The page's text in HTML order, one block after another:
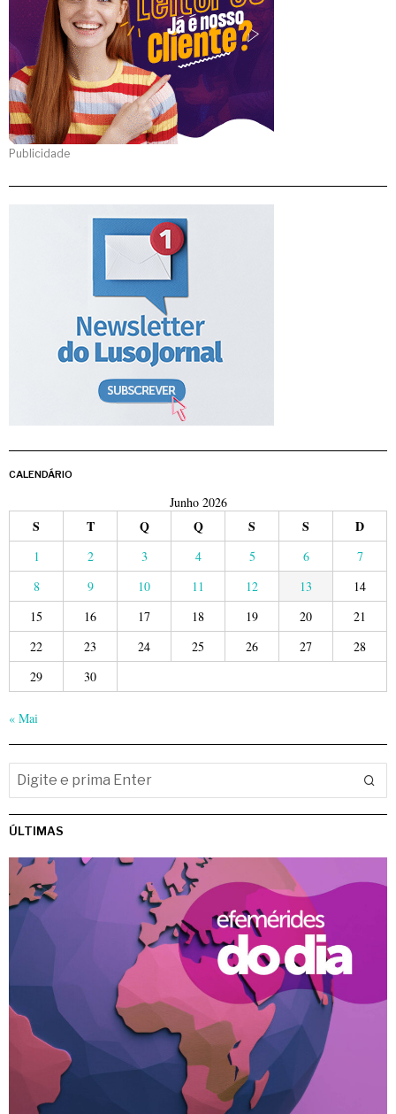
Publicidade
CALENDÁRIO
Junho 2026
S T Q Q S S D
1 2 3 4 5 6
7
8
9 10 11 12 13
14
15
16 17 18 19 20
21
22
23 24 25 26 27
28
29
30
« Mai
ÚLTIMAS